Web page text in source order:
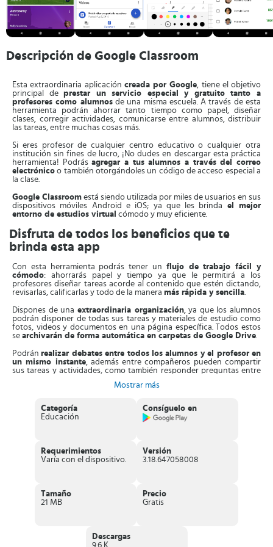
Descripción de Google Classroom
Esta extraordinaria aplicación creada por Google, tiene el objetivo
principal deprestar un servicio especial y gratuito tanto a
profesores como alumnosde una misma escuela. A través de esta
herramienta podrán ahorrar tanto tiempo como papel, diseñar
clases, corregir actividades, comunicarse entre alumnos, distribuir
las tareas, entre muchas cosas más.
Si eres profesor de cualquier centro educativo o cualquier otra
institución sin fines de lucro, ¡No dudes en descargar esta práctica
herramienta! Podrásagregar a tus alumnos a través del correo
electrónico o también otorgándoles un código de acceso especial a
la clase.
Google Classroom está siendo utilizada por miles de usuarios en sus
dispositivos móviles Android e iOS; ya que les brinda el mejor
entorno de estudios virtual cómodo y muy eficiente.
Disfruta de todos los beneficios que te
brinda esta app
Con esta herramienta podrás tener un flujo de trabajo fácil y
cómodo: ahorrarás papel y tiempo ya que le permitirá a los
profesores diseñar tareas acorde al contenido que estén dictando,
revisarlas, calificarlas y todo de la manera más rápida y sencilla.
Dispones de una extraordinaria organización, ya que los alumnos
podrán disponer de todas sus tareas y materiales de estudio como
fotos, videos y documentos en una página específica. Todos estos
se archivarán de forma automática en carpetas de Google Drive.
Podránrealizar debates entre todos los alumnos y el profesor en
un mismo instante, además entre compañeros pueden compartir
sus tareas y actividades, como también responder preguntas entre
entregas de tus trabajos, ni tampoco con que se te vayan a extraviar
en el camino.
Classroom
Te permiteacceder de forma sencilla y añadir a tus alumnos a
Le brinda la oportunidad
a los alumnos de hacer seguimiento
de sus tareas
: las que tengan pendientes o las que ya hayan
realizado.
profesor diseñar actividades a toda la clase en
y también a cada alumno de manera individual.
Mostrar más
Categoría
Educación
Consíguelo en
Requerimientos
Varía con el dispositivo.
Versión
3.18.647058008
Tamaño
21 MB
Precio
Gratis
Descargas
9.6 K